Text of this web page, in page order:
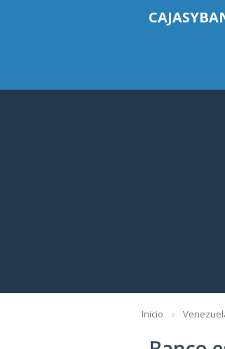
Inicio